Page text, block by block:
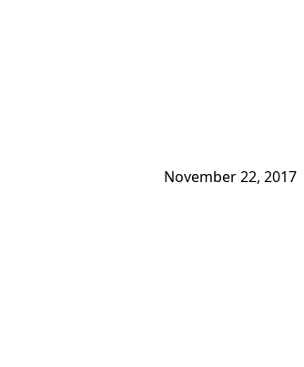
November 22, 2017